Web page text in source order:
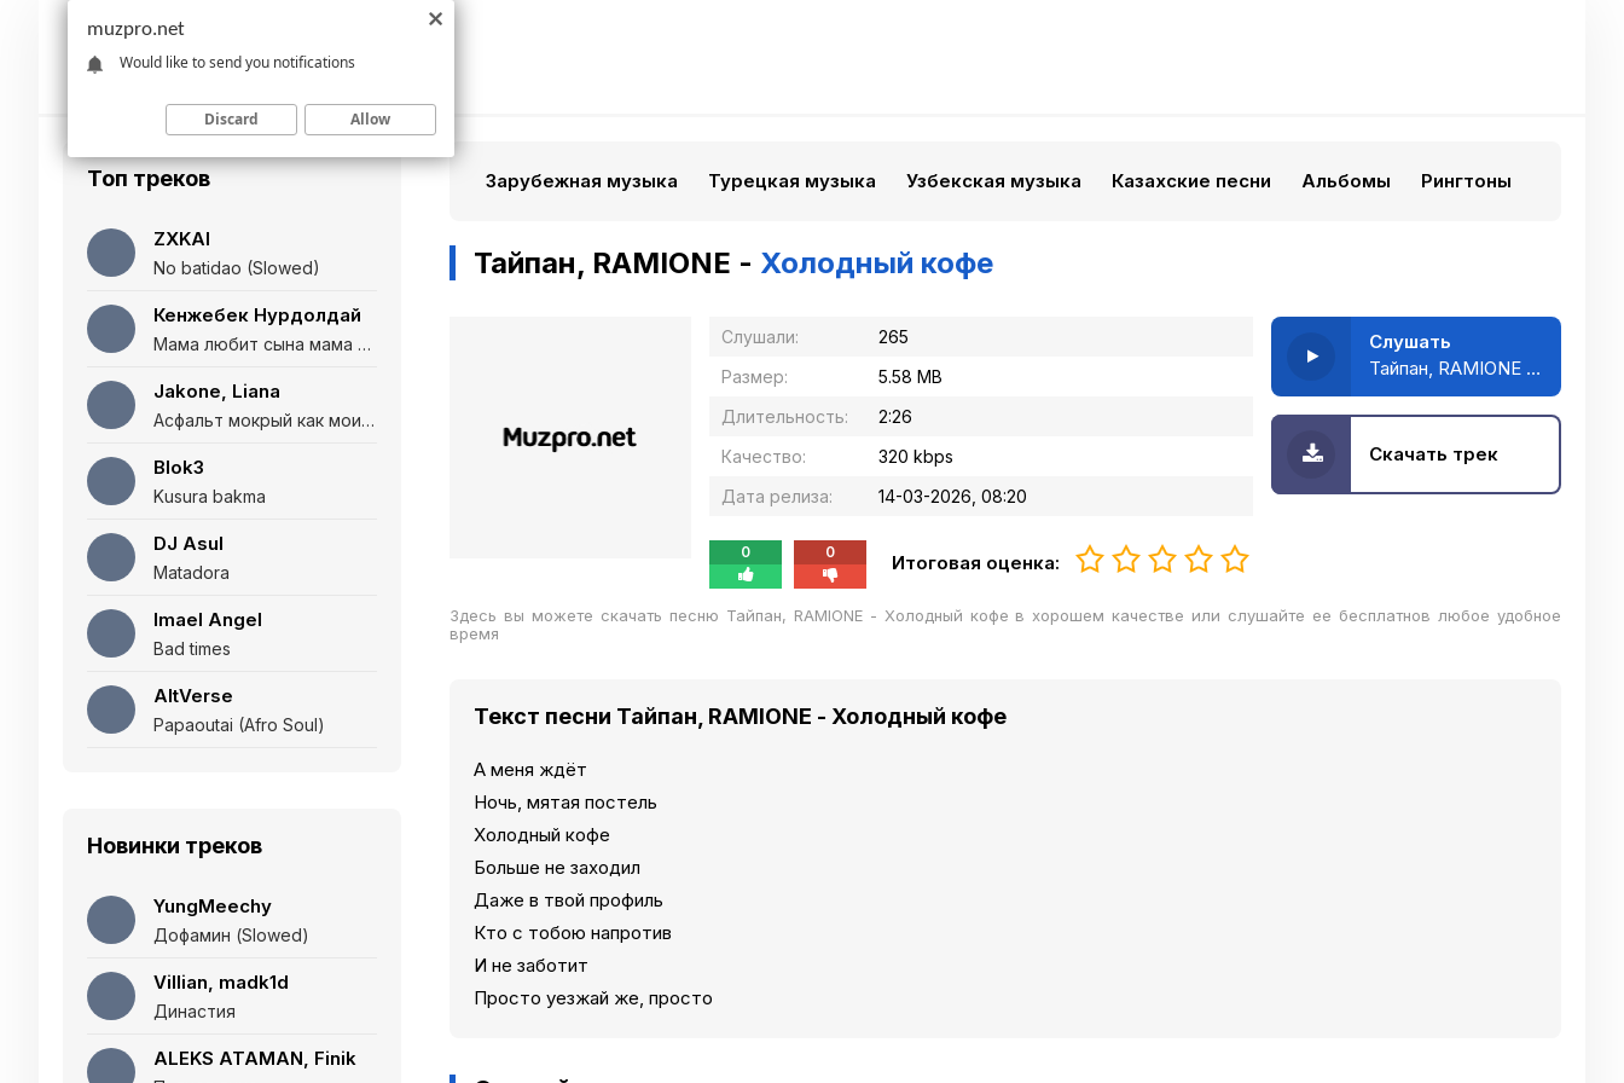
Топ треков
ZXKAI
No batidao (Slowed)
Кенжебек Нурдолдай
Мама любит сына мама любит дочь (Полная версия)
Jakone, Liana
Асфальт мокрый как мои глаза и я нарезаю
Blok3
Kusura bakma
DJ Asul
Matadora
Imael Angel
Bad times
AltVerse
Papaoutai (Afro Soul)
Новинки треков
YungMeechy
Дофамин (Slowed)
Villian, madk1d
Династия
ALEKS ATAMAN, Finik
Зарубежная музыка Турецкая музыка Узбекская музыка Казахские песни Альбомы Рингтоны
Тайпан, RAMIONE - Холодный кофе
Слушали:
265
Размер:
5.58 MB
Длительность:
2:26
Качество:
320 kbps
Дата релиза:
14-03-2026, 08:20
0 0 Итоговая оценка:
Слушать
Тайпан, RAMIONE - Холодный кофе
Скачать трек
Здесь вы можете скачать песню Тайпан, RAMIONE - Холодный кофе в хорошем качестве или слушайте ее бесплатнов любое удобное
время
Текст песни Тайпан, RAMIONE - Холодный кофе
А меня ждёт
Ночь, мятая постель
Холодный кофе
Больше не заходил
Даже в твой профиль
Кто с тобою напротив
И не заботит
Просто уезжай же, просто
muzpro.net
Would like to send you notifications
Discard Allow